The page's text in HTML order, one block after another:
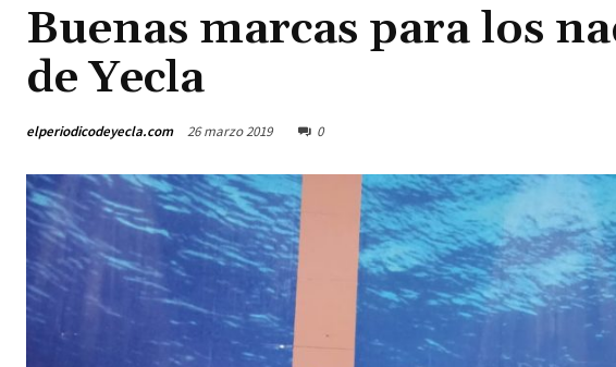
Buenas marcas para los
de Yecla
elperiodicodeyecla.com 26 marzo 2019 0